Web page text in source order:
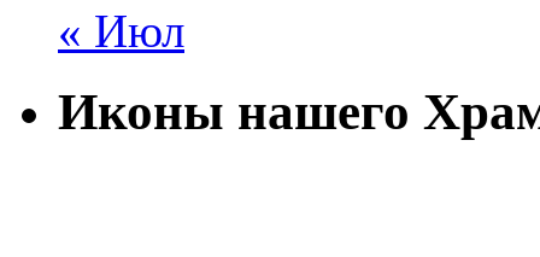
« Июл
Иконы нашего